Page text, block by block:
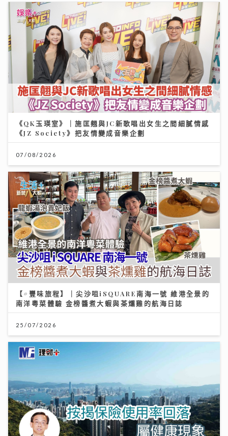
《QK玉瑛室》｜施匡翹與JC新歌唱出女生之間細膩情感
《JZ Society》把友情變成音樂企劃
07/08/2026
【#豐味旅程】｜尖沙咀iSQUARE南海一號 維港全景的
南洋粵菜體驗 金榜醬煮大蝦與茶燻雞的航海日誌
25/07/2026